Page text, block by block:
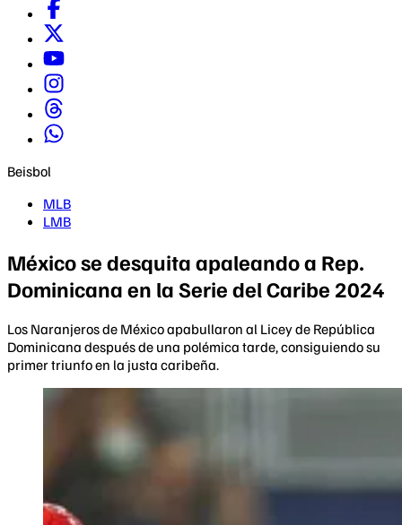
Beisbol
MLB
LMB
México se desquita apaleando a Rep.
Dominicana en la Serie del Caribe 2024
Los Naranjeros de México apabullaron al Licey de República
Dominicana después de una polémica tarde, consiguiendo su
primer triunfo en la justa caribeña.